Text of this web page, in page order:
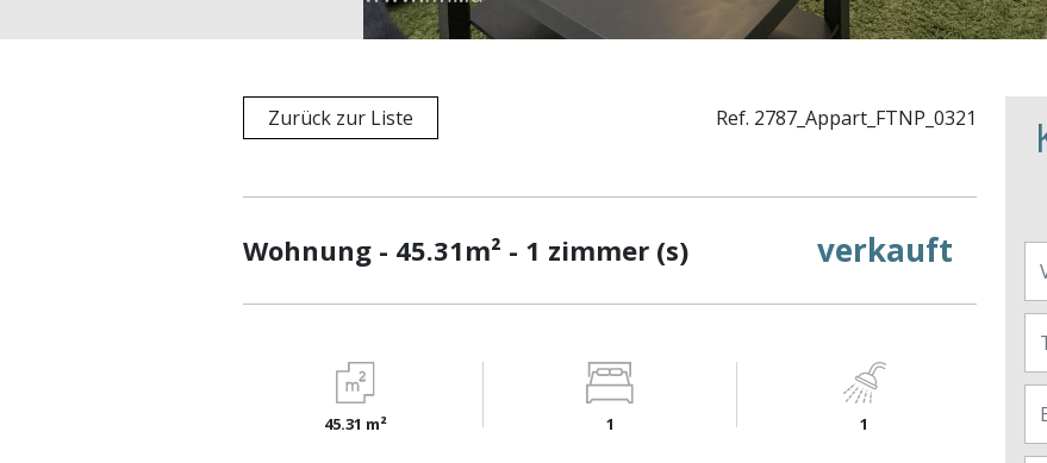
Zurück zur Liste Ref. 2787_Appart_FTNP_0321
Wohnung - 45.31m² - 1 zimmer (s) verkauft
45.31 m² 1 1